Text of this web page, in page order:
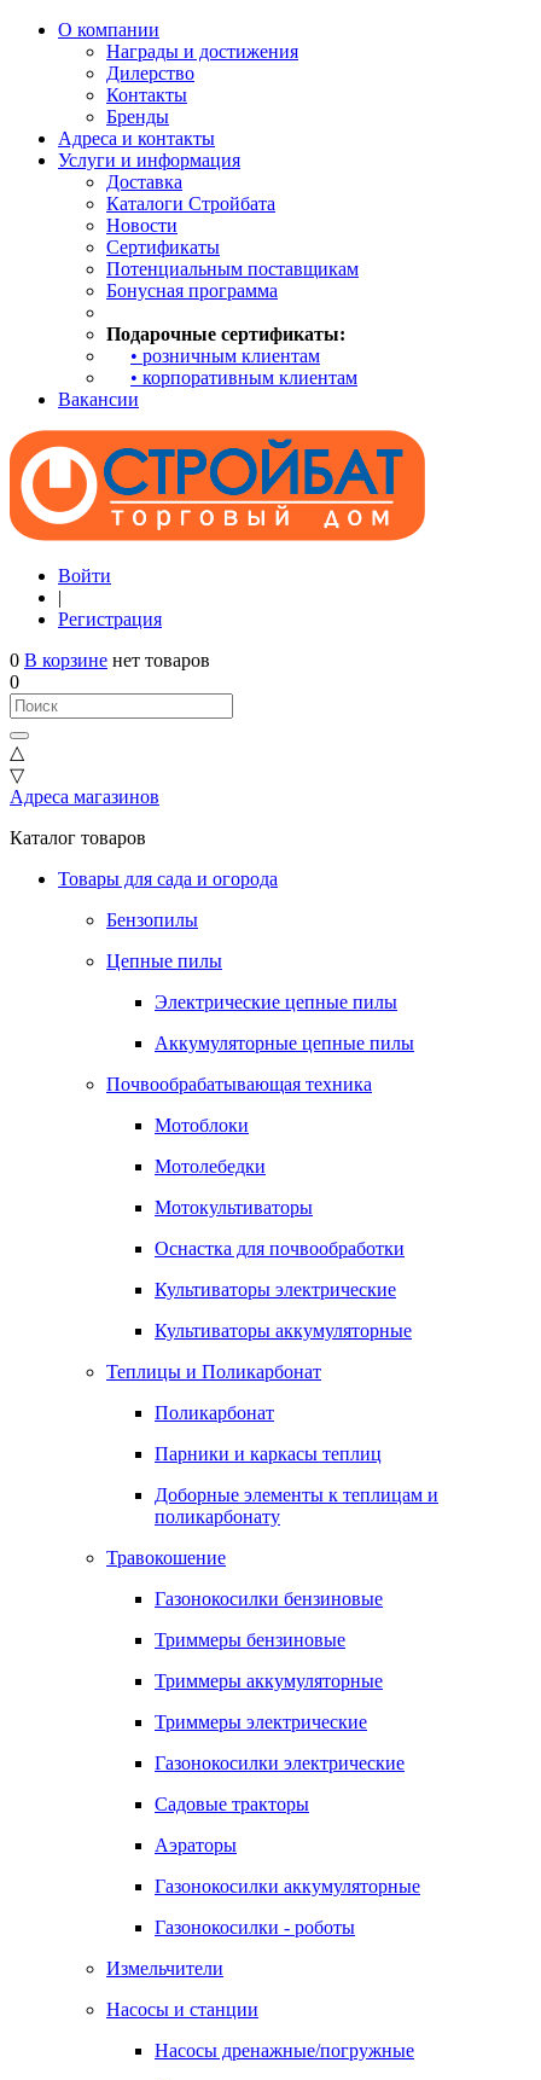
О компании
Награды и достижения
Дилерство
Контакты
Бренды
Адреса и контакты
Услуги и информация
Доставка
Каталоги Стройбата
Новости
Сертификаты
Потенциальным поставщикам
Бонусная программа
Подарочные сертификаты:
• розничным клиентам
• корпоративным клиентам
Вакансии
Войти
|
Регистрация
0 В корзине нет товаров
0
△
▽
Адреса магазинов
Каталог товаров
Товары для сада и огорода
Бензопилы
Цепные пилы
Электрические цепные пилы
Аккумуляторные цепные пилы
Почвообрабатывающая техника
Мотоблоки
Мотолебедки
Мотокультиваторы
Оснастка для почвообработки
Культиваторы электрические
Культиваторы аккумуляторные
Теплицы и Поликарбонат
Поликарбонат
Парники и каркасы теплиц
Доборные элементы к теплицам и
поликарбонату
Травокошение
Газонокосилки бензиновые
Триммеры бензиновые
Триммеры аккумуляторные
Триммеры электрические
Газонокосилки электрические
Садовые тракторы
Аэраторы
Газонокосилки аккумуляторные
Газонокосилки - роботы
Измельчители
Насосы и станции
Насосы дренажные/погружные